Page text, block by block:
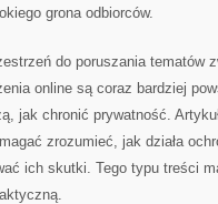
grona odbiorców.
do poruszania tematów
online są coraz bardziej
jak chronić prywatność.
zrozumieć, jak działa
ich skutki. Tego typu treści